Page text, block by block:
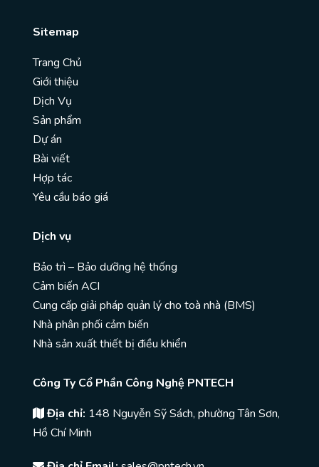
Sitemap
Trang Chủ
Giới thiệu
Dịch Vụ
Sản phẩm
Dự án
Bài viết
Hợp tác
Yêu cầu báo giá
Dịch vụ
Bảo trì – Bảo dưỡng hệ thống
Cảm biến ACI
Cung cấp giải pháp quản lý cho toà nhà (BMS)
Nhà phân phối cảm biến
Nhà sản xuất thiết bị điều khiển
Công Ty Cổ Phần Công Nghệ PNTECH
Địa chỉ: 148 Nguyễn Sỹ Sách, phường Tân Sơn,
Hồ Chí Minh